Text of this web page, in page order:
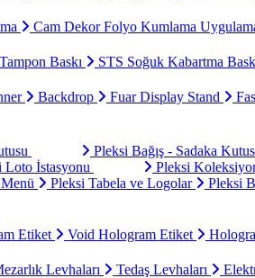
Cam Dekor Folyo Kumlama
Tampon Baskı STS Soğuk Kabartma
Backdrop Fuar Display Stand
Pleksi Bağış - Sadaka
Loto İstasyonu Pleksi
Pleksi Tabela ve Logolar Pleksi
Etiket Void Hologram Etiket
Levhaları Tedaş Levhaları